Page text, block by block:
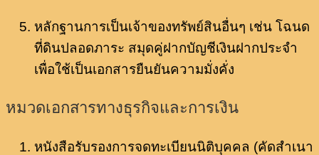
หลักฐานการเป็นเจ้าของทรัพย์สินอื่นๆ เช่น โฉนด
ที่ดินปลอดภาระ สมุดคู่ฝากบัญชีเงินฝากประจำ
เพื่อใช้เป็นเอกสารยืนยันความมั่งคั่ง
หมวดเอกสารทางธุรกิจและการเงิน
หนังสือรับรองการจดทะเบียนนิติบุคคล (คัดสำเนา